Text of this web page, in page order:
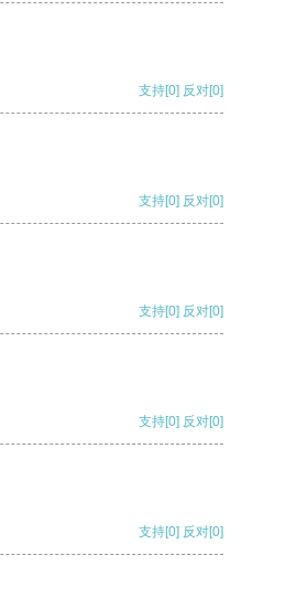
支持[0] 反对[0]
支持[0] 反对[0]
支持[0] 反对[0]
支持[0] 反对[0]
支持[0] 反对[0]